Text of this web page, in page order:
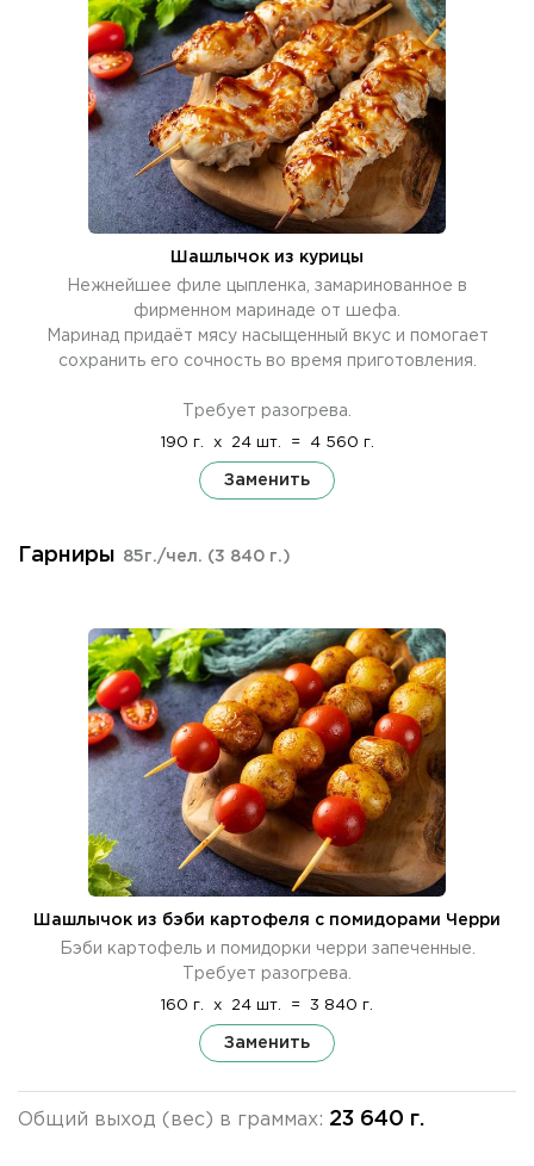
Шашлычок из курицы
Нежнейшее филе цыпленка, замаринованное в
фирменном маринаде от шефа.
Маринад придаёт мясу насыщенный вкус и помогает
сохранить его сочность во время приготовления.
Требует разогрева.
190 г. x 24 шт. = 4 560 г.
Заменить
Гарниры 85г./чел. (3 840 г.)
Шашлычок из бэби картофеля с помидорами Черри
Бэби картофель и помидорки черри запеченные.
Требует разогрева.
160 г. x 24 шт. = 3 840 г.
Заменить
Общий выход (вес) в граммах: 23 640 г.